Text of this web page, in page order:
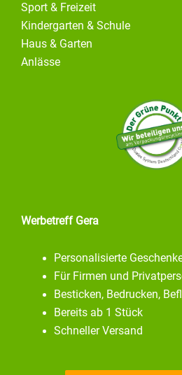
Sport & Freizeit
Kindergarten & Schule
Haus & Garten
Anlässe
Werbetreff Gera
Personalisierte
Für Firmen und
Besticken, Bedrucken,
Bereits ab 1 Stück
Schneller Versand